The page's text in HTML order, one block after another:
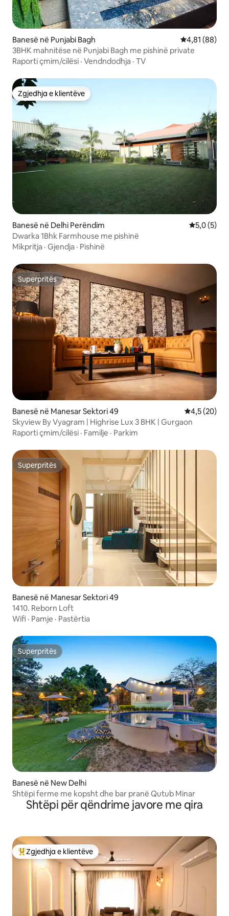
Banesë në Punjabi Bagh Vlerësimi
4,81 (88)
3BHK mahnitëse në Punjabi Bagh me pishinë private
Raporti çmim/cilësi · Vendndodhja · TV
Zgjedhja e klientëve
Zgjedhja e klientëve
Banesë në Delhi Perëndim Vlerësimi
5,0 (5)
Dwarka 1Bhk Farmhouse me pishinë
Mikpritja · Gjendja · Pishinë
Superpritës
Superpritës
Banesë në Manesar Sektori 49 Vlerësimi
4,5 (20)
Skyview By Vyagram | Highrise Lux 3 BHK | Gurgaon
Raporti çmim/cilësi · Familje · Parkim
Superpritës
Superpritës
Banesë në Manesar Sektori 49
1410. Reborn Loft
Wifi · Pamje · Pastërtia
Superpritës
Superpritës
Banesë në New Delhi
Shtëpi ferme me kopsht dhe bar pranë Qutub Minar
Shtëpi për qëndrime javore me qira
Më të mirat e zgjedhjeve të klientëve
Zgjedhja e klientëve